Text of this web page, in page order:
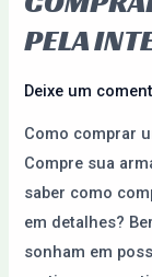
PELA
Deixe um
Como comprar
Compre sua
saber como
em detalhes?
sonham em
do
Paraguai
Internet